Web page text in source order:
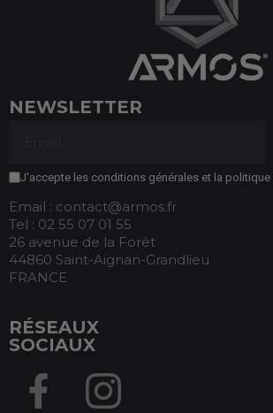
NEWSLETTER
J'accepte les conditions générales et la
Email : contact@armos.fr
Tel : 02 55 07 01 55
26 avenue de la Forêt
44860 Saint-Aignan-Grandlieu
FRANCE
RÉSEAUX
SOCIAUX